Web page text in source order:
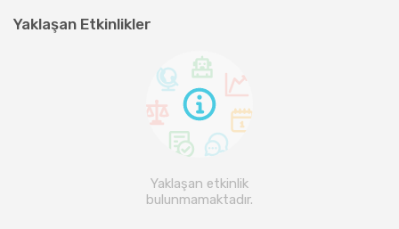
Yaklaşan Etkinlikler
Yaklaşan etkinlik
bulunmamaktadır.